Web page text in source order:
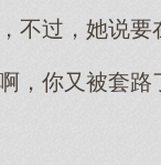
不过，她说要
，你又被套路